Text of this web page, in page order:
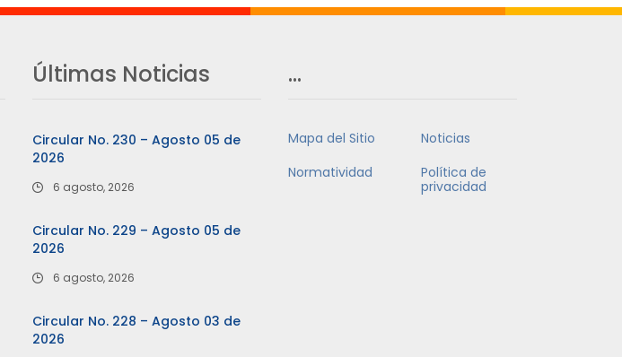
Últimas Noticias
Circular No. 230 – Agosto 05 de
2026
6 agosto, 2026
Circular No. 229 – Agosto 05 de
2026
6 agosto, 2026
Circular No. 228 – Agosto 03 de
2026
…
Mapa del Sitio
Noticias
Normatividad
Política de
privacidad